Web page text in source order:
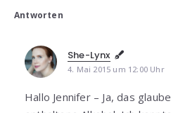
Antworten
She-Lynx
4. Mai 2015 um 12:00 Uhr
Hallo Jennifer – Ja, das